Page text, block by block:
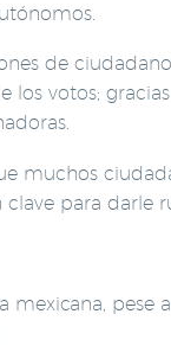
de
los votos;
muchos
para darle
mexicana, pese